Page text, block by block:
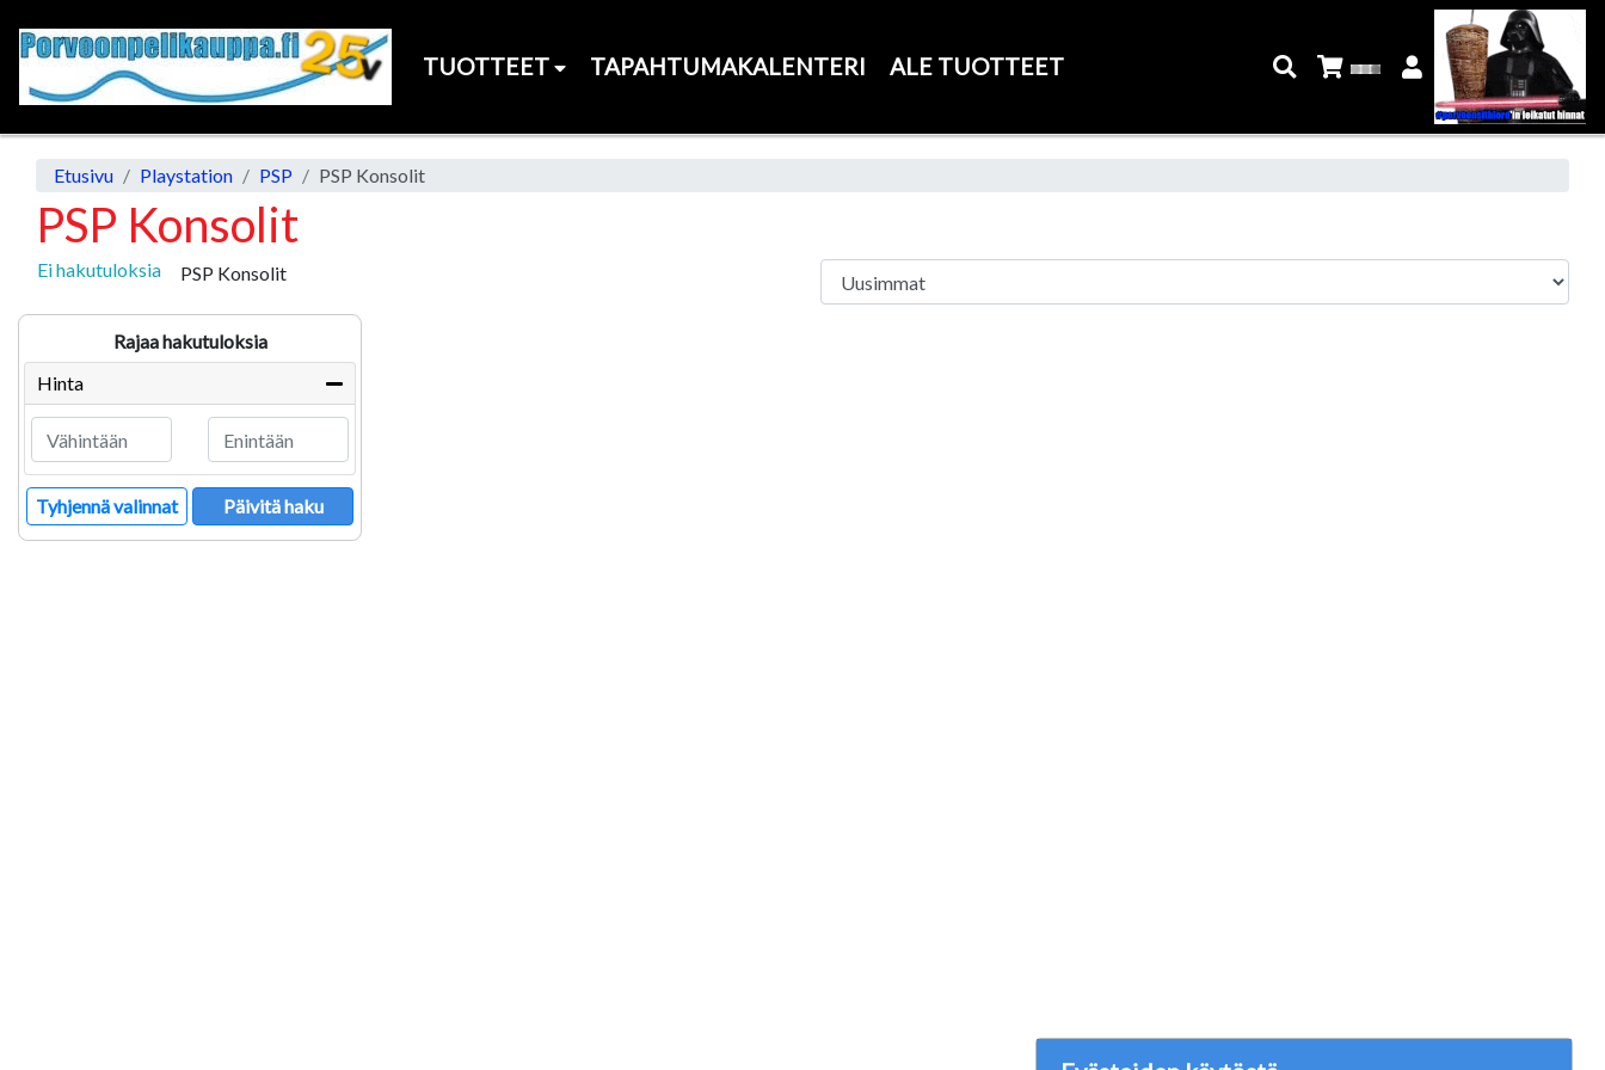
TUOTTEET TAPAHTUMAKALENTERI ALE TUOTTEET
Etusivu Playstation PSP PSP Konsolit
PSP Konsolit
Ei hakutuloksia PSP Konsolit
Rajaa hakutuloksia
Hinta
Tyhjennä valinnat Päivitä haku